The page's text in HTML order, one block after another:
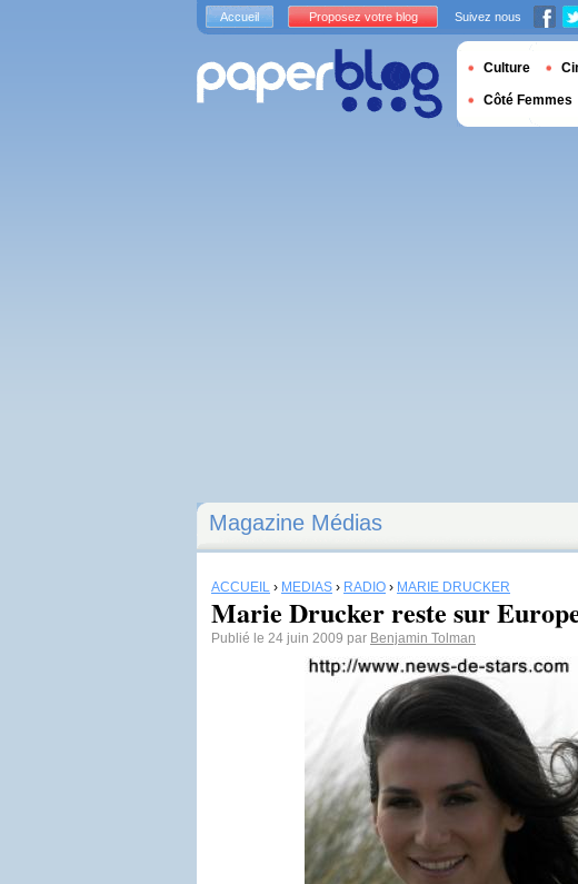
Magazine Médias
ACCUEIL › MÉDIAS › RADIO › MARIE DRUCKER
Marie Drucker reste sur
Publié le 24 juin 2009 par Benjamin Tolman
Accueil Proposez votre blog Suivez nous
Culture
Côté Femmes